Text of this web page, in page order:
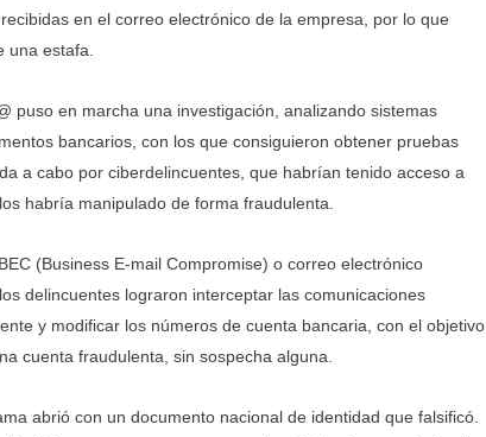
en el correo electrónico de la empresa, por lo que
una estafa.
puso en marcha una investigación, analizando sistemas
bancarios, con los que consiguieron obtener pruebas
a cabo por ciberdelincuentes, que habrían tenido acceso a
habría manipulado de forma fraudulenta.
(Business E-mail Compromise) o correo electrónico
delincuentes lograron interceptar las comunicaciones
y modificar los números de cuenta bancaria, con el objetivo
cuenta fraudulenta, sin sospecha alguna.
abrió con un documento nacional de identidad que falsificó.